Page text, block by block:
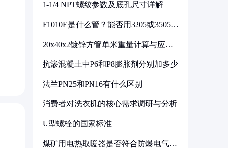
1-1/4 NPT螺纹参数及底孔尺寸详解
F1010E是什么管？能否用3205或3505代
20x40x2镀锌方管单米重量计算与应用
抗渗混凝土中P6和P8膨胀剂分别加多少
法兰PN25和PN16有什么区别
消费者对洗衣机的核心需求调研与分析
U型螺栓的国家标准
煤矿用电热取暖器是否符合防爆电气设